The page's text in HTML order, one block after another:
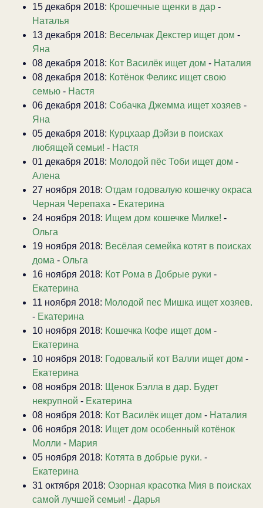
15 декабря 2018: Крошечные щенки в дар -
Наталья
13 декабря 2018: Весельчак Декстер ищет дом -
Яна
08 декабря 2018: Кот Василёк ищет дом - Наталия
08 декабря 2018: Котёнок Феликс ищет свою
семью - Настя
06 декабря 2018: Собачка Джемма ищет хозяев -
Яна
05 декабря 2018: Курцхаар Дэйзи в поисках
любящей семьи! - Настя
01 декабря 2018: Молодой пёс Тоби ищет дом -
Алена
27 ноября 2018: Отдам годовалую кошечку окраса
Черная Черепаха - Екатерина
24 ноября 2018: Ищем дом кошечке Милке! -
Ольга
19 ноября 2018: Весёлая семейка котят в поисках
дома - Ольга
16 ноября 2018: Кот Рома в Добрые руки -
Екатерина
11 ноября 2018: Молодой пес Мишка ищет хозяев.
- Екатерина
10 ноября 2018: Кошечка Кофе ищет дом -
Екатерина
10 ноября 2018: Годовалый кот Валли ищет дом -
Екатерина
08 ноября 2018: Щенок Бэлла в дар. Будет
некрупной - Екатерина
08 ноября 2018: Кот Василёк ищет дом - Наталия
06 ноября 2018: Ищет дом особенный котёнок
Молли - Мария
05 ноября 2018: Котята в добрые руки. -
Екатерина
31 октября 2018: Озорная красотка Мия в поисках
самой лучшей семьи! - Дарья